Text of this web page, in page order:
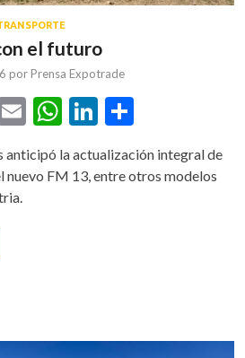
el futuro
por Prensa Expotrade
EmailWhatsApp
LinkedIn
anticipó la actualización integral de
nuevo FM 13, entre otros modelos